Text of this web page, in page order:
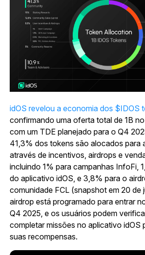
idOS revelou a economia dos $IDOS
confirmando uma oferta total de 1B
com um TDE planejado para o Q4
41,3% dos tokens são alocados para
através de incentivos, airdrops e
incluindo 1% para campanhas InfoFi,
do aplicativo idOS, e 3,8% para o
comunidade FCL (snapshot em 20 de
airdrop está programado para entrar
Q4 2025, e os usuários podem
completar missões no aplicativo idOS
suas recompensas.